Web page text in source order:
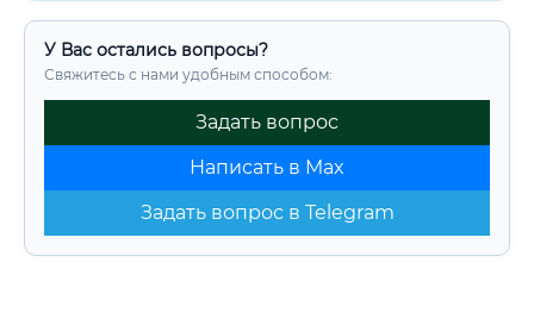
У Вас остались вопросы?
Свяжитесь с нами удобным способом:
Задать вопрос
Написать в Max
Задать вопрос в Telegram